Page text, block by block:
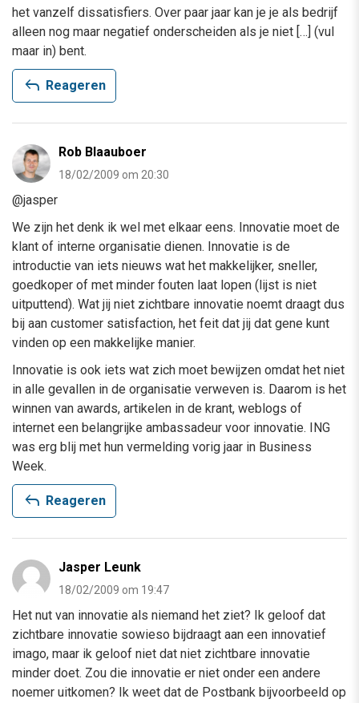
het vanzelf dissatisfiers. Over paar jaar kan je je als bedrijf
alleen nog maar negatief onderscheiden als je niet […] (vul
maar in) bent.
reply Reageren
Rob Blaauboer
18/02/2009 om 20:30
@jasper
We zijn het denk ik wel met elkaar eens. Innovatie moet de
klant of interne organisatie dienen. Innovatie is de
introductie van iets nieuws wat het makkelijker, sneller,
goedkoper of met minder fouten laat lopen (lijst is niet
uitputtend). Wat jij niet zichtbare innovatie noemt draagt dus
bij aan customer satisfaction, het feit dat jij dat gene kunt
vinden op een makkelijke manier.
Innovatie is ook iets wat zich moet bewijzen omdat het niet
in alle gevallen in de organisatie verweven is. Daarom is het
winnen van awards, artikelen in de krant, weblogs of
internet een belangrijke ambassadeur voor innovatie. ING
was erg blij met hun vermelding vorig jaar in Business
Week.
reply Reageren
Jasper Leunk
18/02/2009 om 19:47
Het nut van innovatie als niemand het ziet? Ik geloof dat
zichtbare innovatie sowieso bijdraagt aan een innovatief
imago, maar ik geloof niet dat niet zichtbare innovatie
minder doet. Zou die innovatie er niet onder een andere
noemer uitkomen? Ik weet dat de Postbank bijvoorbeeld op